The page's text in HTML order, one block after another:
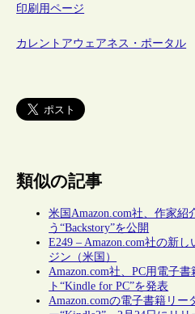
印刷用ページ
カレントアウェアネス・ポータル
類似の記事
米国Amazon.com社、作家紹
う“Backstory”を公開
E249 – Amazon.com社の新し
ジン（米国）
Amazon.com社、PC用電子書
ト“Kindle for PC”を発表
Amazon.comの電子書籍リー